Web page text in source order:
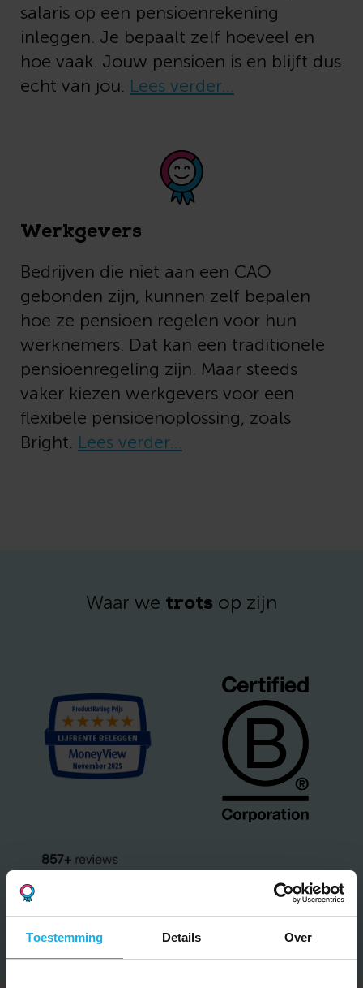
Toestemming Details Over
salaris op een pensioenrekening
inleggen. Je bepaalt zelf hoeveel en
hoe vaak. Jouw pensioen is en blijft dus
echt van jou. Lees verder…
Werkgevers
Bedrijven die niet aan een CAO
gebonden zijn, kunnen zelf bepalen
hoe ze pensioen regelen voor hun
werknemers. Dat kan een traditionele
pensioenregeling zijn. Maar steeds
vaker kiezen werkgevers voor een
flexibele pensioenoplossing, zoals
Bright. Lees verder…
Waar we trots op zijn